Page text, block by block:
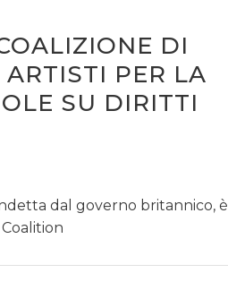
DI
PER LA
SU DIRITTI
dal governo britannico, è